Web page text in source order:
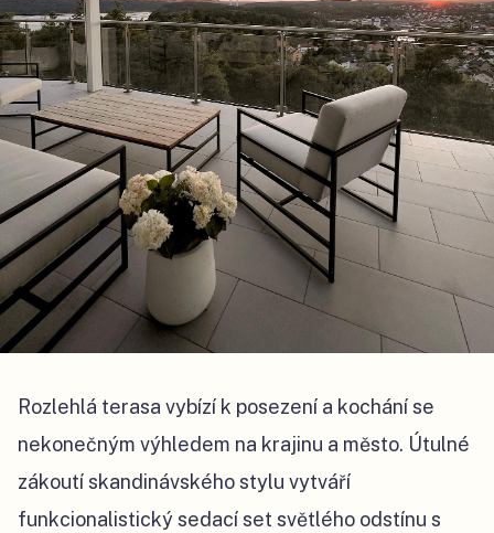
Rozlehlá terasa vybízí k posezení a kochání se
nekonečným výhledem na krajinu a město. Útulné
zákoutí skandinávského stylu vytváří
funkcionalistický sedací set světlého odstínu s